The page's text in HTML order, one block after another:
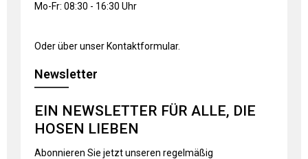
Mo-Fr: 08:30 - 16:30 Uhr
Oder über unser Kontaktformular.
Newsletter
EIN NEWSLETTER FÜR ALLE, DIE
HOSEN LIEBEN
Abonnieren Sie jetzt unseren regelmäßig